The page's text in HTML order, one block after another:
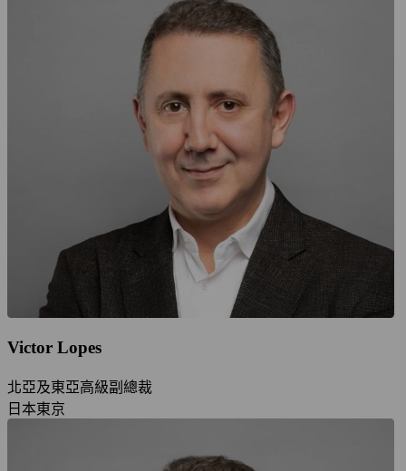
Victor Lopes
北亞及東亞高級副總裁
日本東京